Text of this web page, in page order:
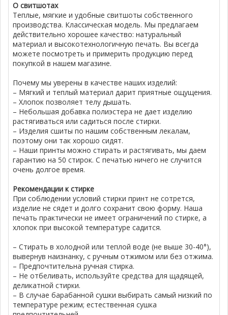
О свитшотах
Теплые, мягкие и удобные свитшоты собственного
производства. Классическая модель. Мы предлагаем
действительно хорошее качество: натуральный
материал и высокотехнологичную печать. Вы всегда
можете посмотреть и примерить продукцию перед
покупкой в нашем магазине.
Почему мы уверены в качестве наших изделий:
– Мягкий и теплый материал дарит приятные ощущения.
– Хлопок позволяет телу дышать.
– Небольшая добавка полиэстера не дает изделию
растягиваться или садиться после стирки.
– Изделия сшиты по нашим собственным лекалам,
поэтому они так хорошо сидят.
– Наши принты можно стирать и растягивать, мы даем
гарантию на 50 стирок. С печатью ничего не случится
очень долгое время.
Рекомендации к стирке
При соблюдении условий стирки принт не сотрется,
изделие не сядет и долго сохранит свою форму. Наша
печать практически не имеет ограничений по стирке, а
хлопок при высокой температуре садится.
– Стирать в холодной или теплой воде (не выше 30-40°),
вывернув наизнанку, с ручным отжимом или без отжима.
– Предпочтительна ручная стирка.
– Не отбеливать, используйте средства для щадящей,
деликатной стирки.
– В случае барабанной сушки выбирать самый низкий по
температуре режим; естественная сушка